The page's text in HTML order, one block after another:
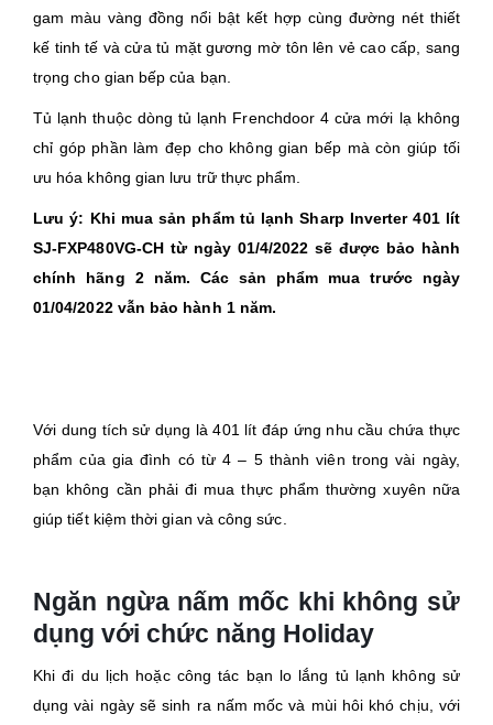
gam màu vàng đồng nổi bật kết hợp cùng đường nét thiết
kế tinh tế và cửa tủ mặt gương mờ tôn lên vẻ cao cấp, sang
trọng cho gian bếp của bạn.
Tủ lạnh thuộc dòng tủ lạnh Frenchdoor 4 cửa mới lạ không
chỉ góp phần làm đẹp cho không gian bếp mà còn giúp tối
ưu hóa không gian lưu trữ thực phẩm.
Lưu ý: Khi mua sản phẩm tủ lạnh Sharp Inverter 401 lít
SJ-FXP480VG-CH từ ngày 01/4/2022 sẽ được bảo hành
chính hãng 2 năm. Các sản phẩm mua trước ngày
01/04/2022 vẫn bảo hành 1 năm.
Với dung tích sử dụng là 401 lít đáp ứng nhu cầu chứa thực
phẩm của gia đình có từ 4 – 5 thành viên trong vài ngày,
bạn không cần phải đi mua thực phẩm thường xuyên nữa
giúp tiết kiệm thời gian và công sức.
Ngăn ngừa nấm mốc khi không sử
dụng với chức năng Holiday
Khi đi du lịch hoặc công tác bạn lo lắng tủ lạnh không sử
dụng vài ngày sẽ sinh ra nấm mốc và mùi hôi khó chịu, với